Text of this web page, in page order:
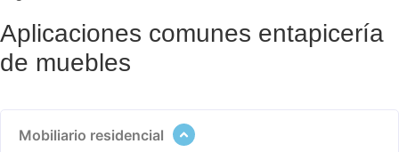
Aplicaciones comunes entapicería
de muebles
Mobiliario residencial